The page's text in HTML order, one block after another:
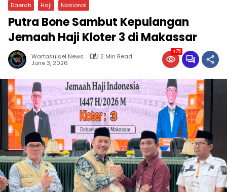
Daerah Haji Nasional
Putra Bone Sambut Kepulangan
Jemaah Haji Kloter 3 di Makassar
Wartasulsel News
2 Min Read
June 3, 2026
475